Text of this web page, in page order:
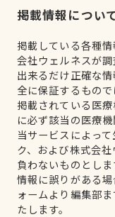
掲載情報につい
掲載している各種
会社ウェルネスが調
出来るだけ正確な
全に保証するもので
掲載されている医
に必ず該当の医療
当サービスによっ
ク、および株式会
負わないものとしま
情報に誤りがある
ォームより編集部
たします。